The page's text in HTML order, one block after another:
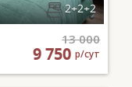
2+2+2
13 000
9 750р/сут